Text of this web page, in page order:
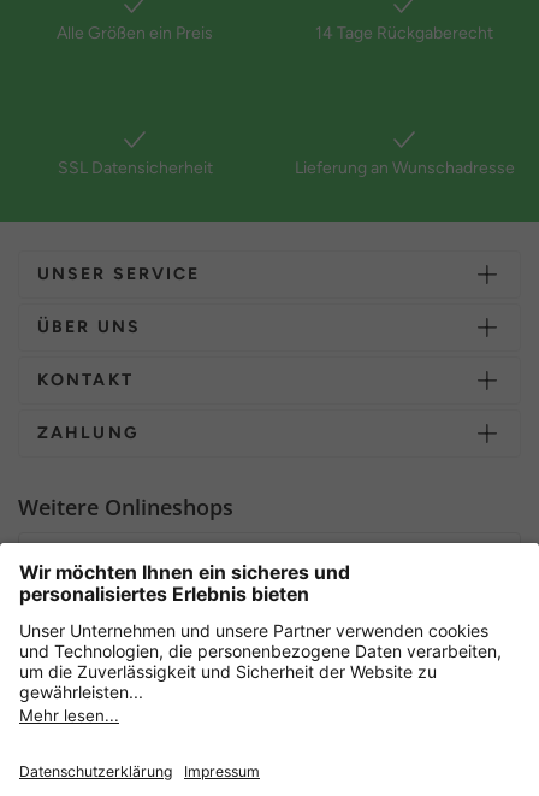
Alle Größen ein Preis 14 Tage Rückgaberecht
SSL Datensicherheit Lieferung an Wunschadresse
UNSER SERVICE
ÜBER UNS
KONTAKT
ZAHLUNG
Weitere Onlineshops
Sicher einkaufen mit